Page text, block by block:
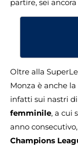
partire, sei
Oltre alla
Monza è anche
infatti sui nastri
femminile, a cui
anno
Champions